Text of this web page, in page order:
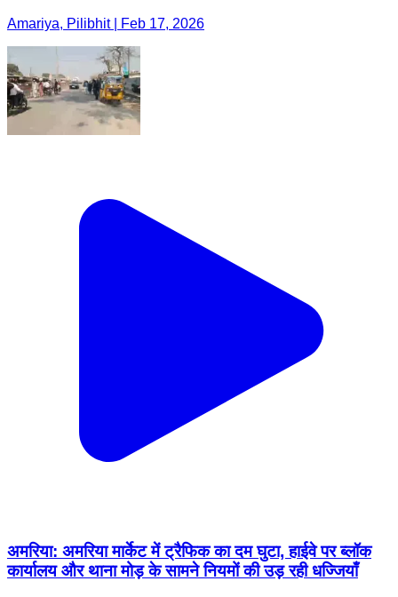
Amariya, Pilibhit | Feb 17, 2026
अमरिया: अमरिया मार्केट में ट्रैफिक का दम घुटा, हाईवे पर ब्लॉक
कार्यालय और थाना मोड़ के सामने नियमों की उड़ रही धज्जियाँ